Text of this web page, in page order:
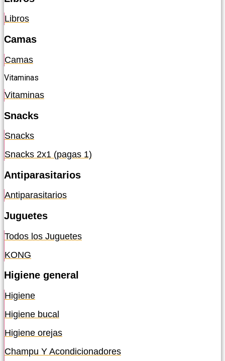
Libros
Camas
Camas
Vitaminas
Vitaminas
Snacks
Snacks
Snacks 2x1 (pagas 1)
Antiparasitarios
Antiparasitarios
Juguetes
Todos los Juguetes
KONG
Higiene general
Higiene
Higiene bucal
Higiene orejas
Champu Y Acondicionadores